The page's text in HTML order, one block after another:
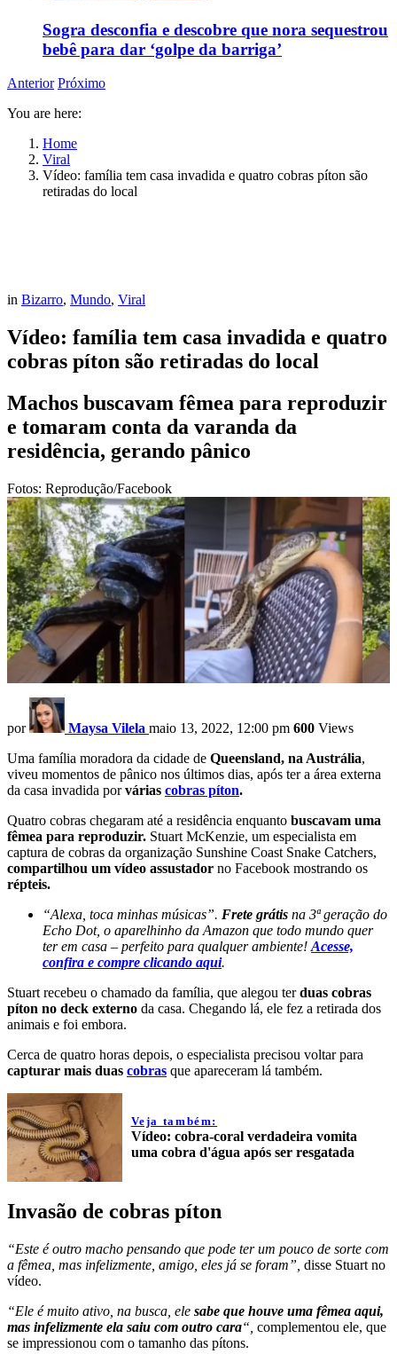
Sogra desconfia e descobre que nora sequestrou
bebê para dar ‘golpe da barriga’
Anterior Próximo
You are here:
Home
Viral
Vídeo: família tem casa invadida e quatro cobras píton são
retiradas do local
in Bizarro, Mundo, Viral
Vídeo: família tem casa invadida e quatro
cobras píton são retiradas do local
Machos buscavam fêmea para reproduzir
e tomaram conta da varanda da
residência, gerando pânico
Fotos: Reprodução/Facebook
por Maysa Vilela maio 13, 2022, 12:00 pm 600 Views
Uma família moradora da cidade de Queensland, na Austrália,
viveu momentos de pânico nos últimos dias, após ter a área externa
da casa invadida porvárias cobras píton.
Quatro cobras chegaram até a residência enquanto buscavam uma
fêmea para reproduzir. Stuart McKenzie, um especialista em
captura de cobras da organização Sunshine Coast Snake Catchers,
compartilhou um vídeo assustador no Facebook mostrando os
répteis.
“Alexa, toca minhas músicas”. Frete grátis na 3ª geração do
Echo Dot, o aparelhinho da Amazon que todo mundo quer
ter em casa – perfeito para qualquer ambiente! Acesse,
confira e compre clicando aqui.
Stuart recebeu o chamado da família, que alegou terduas cobras
píton no deck externo da casa. Chegando lá, ele fez a retirada dos
animais e foi embora.
Cerca de quatro horas depois, o especialista precisou voltar para
capturar mais duas cobras que apareceram lá também.
Veja também:
Vídeo: cobra-coral verdadeira vomita
uma cobra d'água após ser resgatada
Invasão de cobras píton
“Este é outro macho pensando que pode ter um pouco de sorte com
a fêmea, mas infelizmente, amigo, eles já se foram”, disse Stuart no
vídeo.
“Ele é muito ativo, na busca, ele sabe que houve uma fêmea aqui,
mas infelizmente ela saiu com outro cara“, complementou ele, que
se impressionou com o tamanho das pítons.